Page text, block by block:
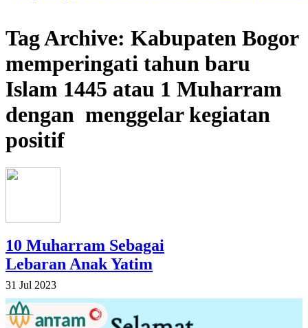
Tag Archive: Kabupaten Bogor
memperingati tahun baru
Islam 1445 atau 1 Muharram
dengan menggelar kegiatan
positif
10 Muharram Sebagai
Lebaran Anak Yatim
31 Jul 2023